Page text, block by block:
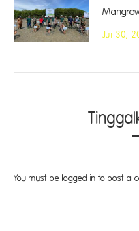
Juli 30,
You must be logged in to post a